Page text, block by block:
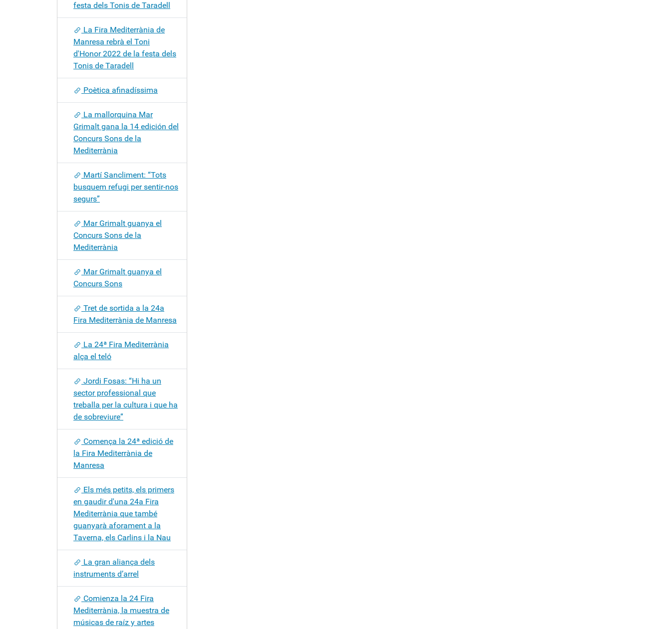
festa dels Tonis de Taradell
La Fira Mediterrània de
Manresa rebrà el Toni
d'Honor 2022 de la festa dels
Tonis de Taradell
Poètica afinadíssima
La mallorquina Mar
Grimalt gana la 14 edición del
Concurs Sons de la
Mediterrània
Martí Sancliment: “Tots
busquem refugi per sentir-nos
segurs”
Mar Grimalt guanya el
Concurs Sons de la
Mediterrània
Mar Grimalt guanya el
Concurs Sons
Tret de sortida a la 24a
Fira Mediterrània de Manresa
La 24ª Fira Mediterrània
alça el teló
Jordi Fosas: “Hi ha un
sector professional que
treballa per la cultura i que ha
de sobreviure”
Comença la 24ª edició de
la Fira Mediterrània de
Manresa
Els més petits, els primers
en gaudir d'una 24a Fira
Mediterrània que també
guanyarà aforament a la
Taverna, els Carlins i la Nau
La gran aliança dels
instruments d’arrel
Comienza la 24 Fira
Mediterrània, la muestra de
músicas de raíz y artes